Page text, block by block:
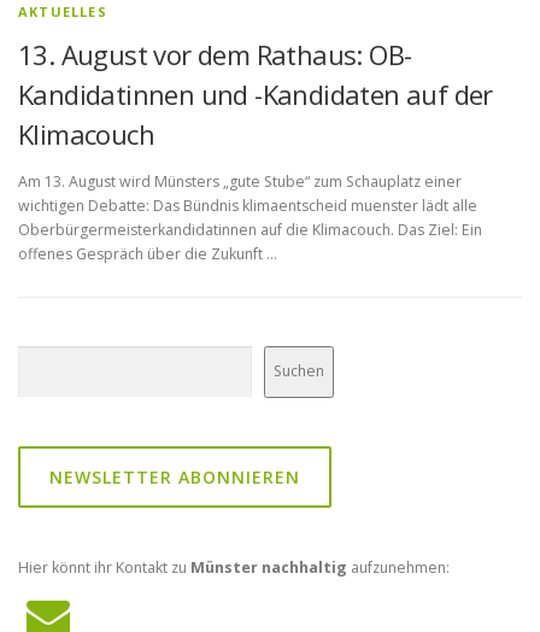
AKTUELLES
13. August vor dem Rathaus: OB-
Kandidatinnen und -Kandidaten auf der
Klimacouch
Am 13. August wird Münsters „gute Stube“ zum Schauplatz einer
wichtigen Debatte: Das Bündnis klimaentscheid muenster lädt alle
Oberbürgermeisterkandidatinnen auf die Klimacouch. Das Ziel: Ein
offenes Gespräch über die Zukunft …
Suchen
NEWSLETTER ABONNIEREN
Hier könnt ihr Kontakt zu Münster nachhaltig aufzunehmen: